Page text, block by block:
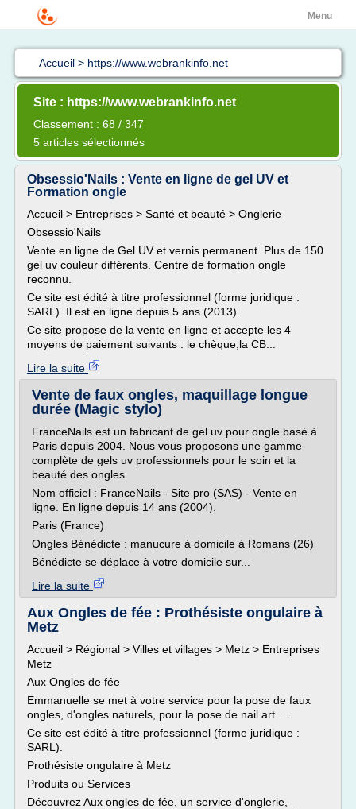
Menu
Accueil > https://www.webrankinfo.net
Site : https://www.webrankinfo.net
Classement : 68 / 347
5 articles sélectionnés
Obsessio'Nails : Vente en ligne de gel UV et
Formation ongle
Accueil > Entreprises > Santé et beauté > Onglerie
Obsessio'Nails
Vente en ligne de Gel UV et vernis permanent. Plus de 150
gel uv couleur différents. Centre de formation ongle
reconnu.
Ce site est édité à titre professionnel (forme juridique :
SARL). Il est en ligne depuis 5 ans (2013).
Ce site propose de la vente en ligne et accepte les 4
moyens de paiement suivants : le chèque,la CB...
Lire la suite
Vente de faux ongles, maquillage longue
durée (Magic stylo)
FranceNails est un fabricant de gel uv pour ongle basé à
Paris depuis 2004. Nous vous proposons une gamme
complète de gels uv professionnels pour le soin et la
beauté des ongles.
Nom officiel : FranceNails - Site pro (SAS) - Vente en
ligne. En ligne depuis 14 ans (2004).
Paris (France)
Ongles Bénédicte : manucure à domicile à Romans (26)
Bénédicte se déplace à votre domicile sur...
Lire la suite
Aux Ongles de fée : Prothésiste ongulaire à
Metz
Accueil > Régional > Villes et villages > Metz > Entreprises
Metz
Aux Ongles de fée
Emmanuelle se met à votre service pour la pose de faux
ongles, d'ongles naturels, pour la pose de nail art.....
Ce site est édité à titre professionnel (forme juridique :
SARL).
Prothésiste ongulaire à Metz
Produits ou Services
Découvrez Aux ongles de fée, un service d'onglerie,